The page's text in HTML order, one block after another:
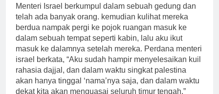
Menteri Israel berkumpul dalam sebuah gedung dan
telah ada banyak orang. kemudian kulihat mereka
berdua nampak pergi ke pojok ruangan masuk ke
dalam sebuah tempat seperti kabin, lalu aku ikut
masuk ke dalamnya setelah mereka. Perdana menteri
israel berkata, “Aku sudah hampir menyelesaikan kuil
rahasia dajjal, dan dalam waktu singkat palestina
akan hanya tinggal ‘nama’nya saja, dan dalam waktu
dekat kita akan menguasai seluruh timur tengah.”